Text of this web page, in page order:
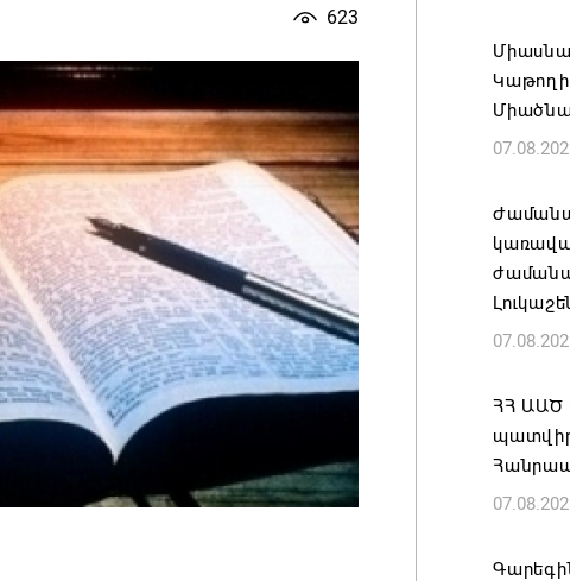
623
ՀՀ ԱԱԾ